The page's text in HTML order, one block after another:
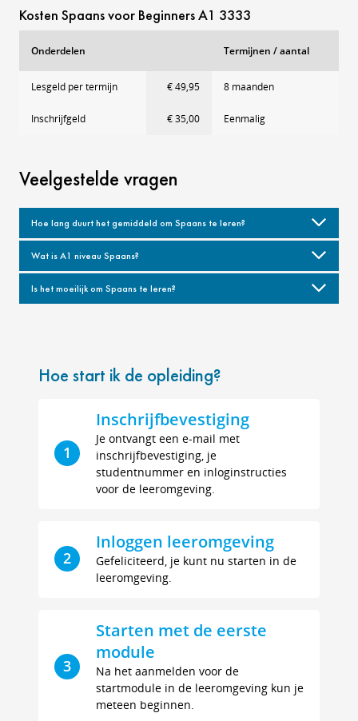
Kosten Spaans voor Beginners A1 3333
Onderdelen Termijnen / aantal
Lesgeld per termijn € 49,95 8 maanden
Inschrijfgeld € 35,00 Eenmalig
Veelgestelde vragen
Hoe lang duurt het gemiddeld om Spaans te leren?
Wat is A1 niveau Spaans?
Is het moeilijk om Spaans te leren?
Hoe start ik de opleiding?
1
Inschrijfbevestiging
Je ontvangt een e-mail met
inschrijfbevestiging, je
studentnummer en inloginstructies
voor de leeromgeving.
2
Inloggen leeromgeving
Gefeliciteerd, je kunt nu starten in de
leeromgeving.
3
Starten met de eerste
module
Na het aanmelden voor de
startmodule in de leeromgeving kun je
meteen beginnen.